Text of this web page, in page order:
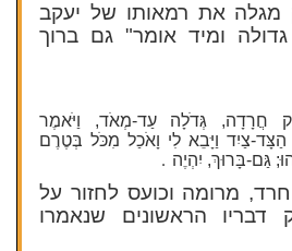
מגלה את רמאותו של יעקב
ומיד אומר" גם ברוך
חֲרָדָה, גְּדֹלָה עַד-מְאֹד, וַיֹּאמֶר
הַצָּד-צַיִד וַיָּבֵא לִי וָאֹכַל מִכֹּל בְּטֶרֶם
גַּם-בָּרוּךְ, יִהְיֶה .
מרומה וכועס לחזור על
דבריו הראשונים שנאמרו